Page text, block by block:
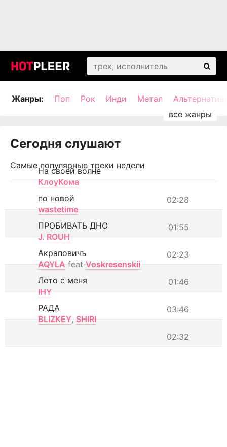
Жанры: Поп Рок Инди Метал
Сегодня слушают
Самые популярные треки недели
На своей волне
КлоуКома
02:28
по новой
wastetime
01:55
ПРОБИВАТЬ ДНО
J. ROUH
02:23
Акраповичъ
AQYLA feat Voskresenskii
01:46
Лето с меня
IHY
03:46
РАДА
BLIZKEY, SHIRI
02:32